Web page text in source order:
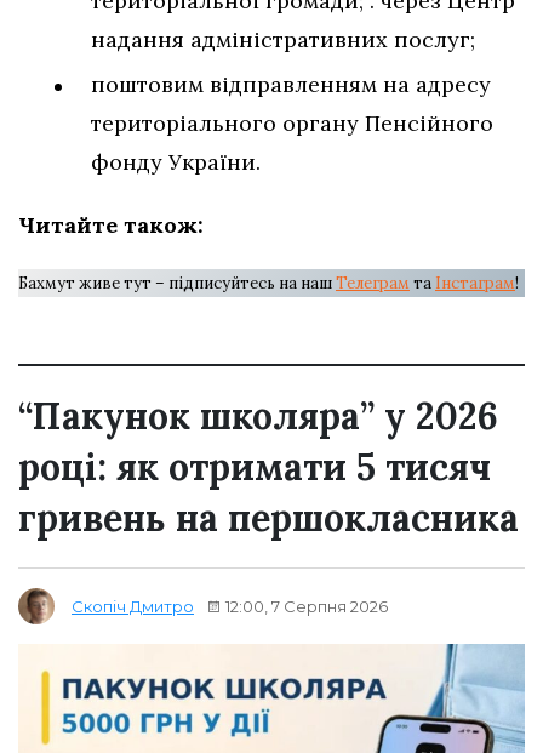
надання адміністративних послуг;
поштовим відправленням на адресу
територіального органу Пенсійного
фонду України.
Читайте також:
Бахмут живе тут – підписуйтесь на нашТелеграм та Інстаграм!
“Пакунок школяра” у 2026
році: як отримати 5 тисяч
гривень на першокласника
Скопіч Дмитро 12:00, 7 Серпня 2026